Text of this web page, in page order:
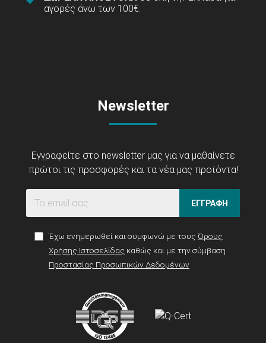
αγορές άνω των 100€.
Newsletter
Εγγραφείτε στο newsletter μας για να μαθαίνετε
πρώτοι τις προσφορές και τα νέα μας προϊόντα!
ΕΓΓΡΑΦΗ
Έχω ενημερωθεί και συμφωνώ με τους Όρους
Χρήσης Ιστοσελίδας καθώς και με την σύμβαση
Προστασίας Προσωπικών Δεδομένων